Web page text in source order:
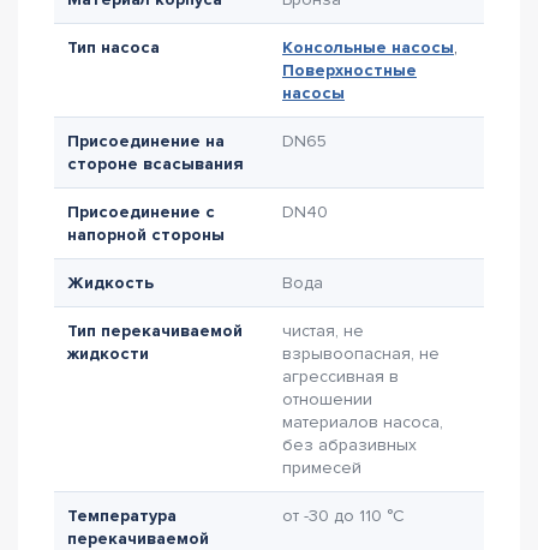
Тип насоса Консольные насосы,
Поверхностные
насосы
Присоединение на
стороне всасывания
DN65
Присоединение с
напорной стороны
DN40
Жидкость Вода
Тип перекачиваемой
жидкости
чистая, не
взрывоопасная, не
агрессивная в
отношении
материалов насоса,
без абразивных
примесей
Температура
перекачиваемой
от -30 до 110 °C